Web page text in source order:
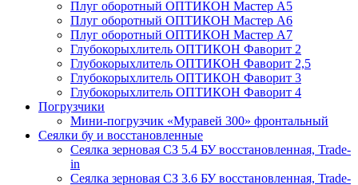
Плуг оборотный ОПТИКОН Мастер А5
Плуг оборотный ОПТИКОН Мастер А6
Плуг оборотный ОПТИКОН Мастер А7
Глубокорыхлитель ОПТИКОН Фаворит 2
Глубокорыхлитель ОПТИКОН Фаворит 2,5
Глубокорыхлитель ОПТИКОН Фаворит 3
Глубокорыхлитель ОПТИКОН Фаворит 4
Погрузчики
Мини-погрузчик «Муравей 300» фронтальный
Сеялки бу и восстановленные
Сеялка зерновая СЗ 5.4 БУ восстановленная, Trade-
in
Сеялка зерновая СЗ 3.6 БУ восстановленная, Trade-